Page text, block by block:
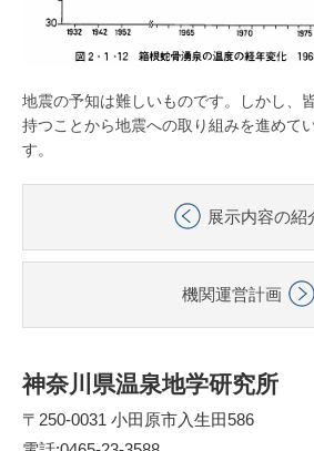
地震の予知は難しいものです。しかし、
持つことから地震への取り組みを進めて
す。
展示内容の紹
機関運営計画
神奈川県温泉地学研究所
〒250-0031 小田原市入生田586